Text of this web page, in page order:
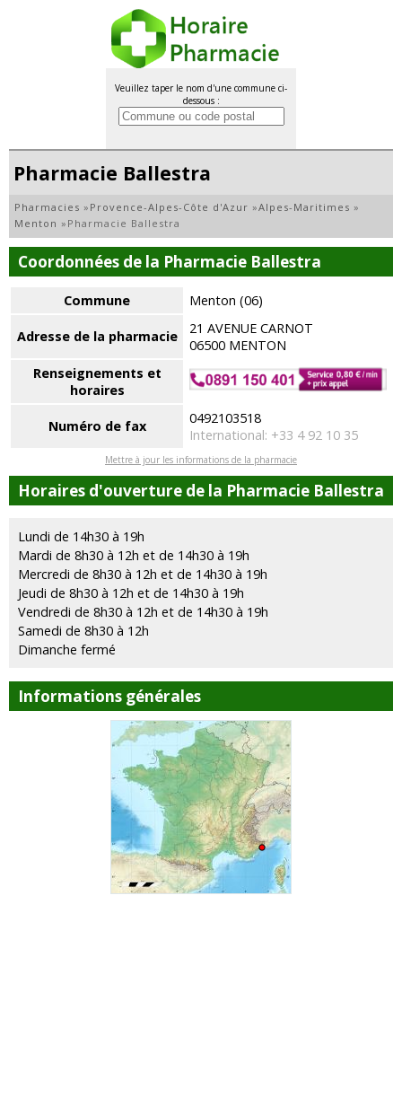
Veuillez taper le nom d'une commune ci-
dessous :
Pharmacie Ballestra
Pharmacies » Provence-Alpes-Côte d'Azur »Alpes-Maritimes »
Menton » Pharmacie Ballestra
Coordonnées de la Pharmacie Ballestra
Commune Menton (06)
Adresse de la pharmacie
21 AVENUE CARNOT
06500 MENTON
Renseignements et
horaires
Numéro de fax
0492103518
International: +33 4 92 10 35
Mettre à jour les informations de la pharmacie
Horaires d'ouverture de la Pharmacie Ballestra
Lundi de 14h30 à 19h
Mardi de 8h30 à 12h et de 14h30 à 19h
Mercredi de 8h30 à 12h et de 14h30 à 19h
Jeudi de 8h30 à 12h et de 14h30 à 19h
Vendredi de 8h30 à 12h et de 14h30 à 19h
Samedi de 8h30 à 12h
Dimanche fermé
Informations générales